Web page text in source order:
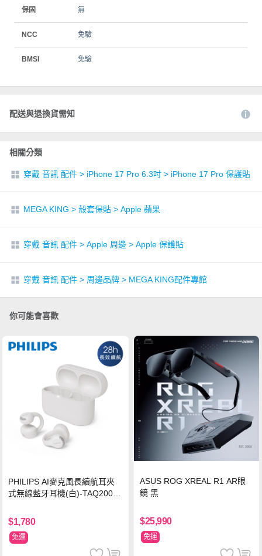
保固 無
NCC 免驗
BMSI 免驗
配送與退換貨需知
相關分類
穿戴 音訊 配件 > iPhone 17 Pro 6.3吋 > iPhone 17 Pro 保護貼
MEGA KING > 殼套保貼 > Apple 蘋果
穿戴 音訊 配件 > Apple 周邊 > Apple 保護貼
穿戴 音訊 配件 > 周邊品牌 > MEGA KING配件專館
你可能會喜歡
PHILIPS AI麥克風長續航耳夾
式無線藍牙耳機(白)-TAQ2000
$1,780
免運
ASUS ROG XREAL R1 AR眼
鏡 黑
$25,990
免運